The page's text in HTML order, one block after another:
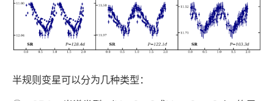
半规则变星可以分为几种类型：